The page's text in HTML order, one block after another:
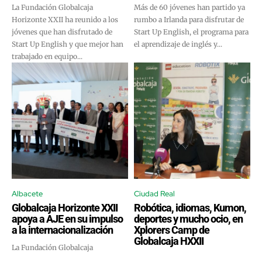
La Fundación Globalcaja
Horizonte XXII ha reunido a los
jóvenes que han disfrutado de
Start Up English y que mejor han
trabajado en equipo...
Más de 60 jóvenes han partido ya
rumbo a Irlanda para disfrutar de
Start Up English, el programa para
el aprendizaje de inglés y...
Albacete
Globalcaja Horizonte XXII
apoya a AJE en su impulso
a la internacionalización
La Fundación Globalcaja
Ciudad Real
Robótica, idiomas, Kumon,
deportes y mucho ocio, en
Xplorers Camp de
Globalcaja HXXII